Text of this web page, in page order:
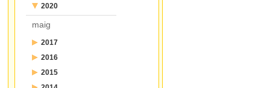
2020
maig
2017
juliol2016
desembre
2015